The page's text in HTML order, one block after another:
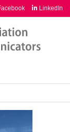
LinkedIn